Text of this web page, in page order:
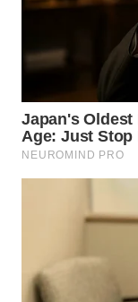
WN
DEPOK
WN
TAPANULI
UTARA
WN